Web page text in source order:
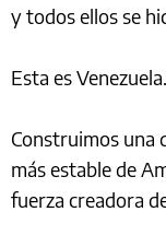
y todos ellos se
Esta es Venezuela.
Construimos una
más estable de
fuerza creadora